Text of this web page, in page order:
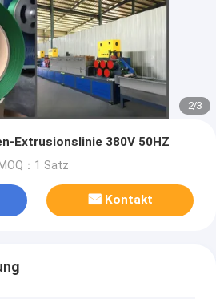
2/3
Extrusionslinie 380V 50HZ
MOQ：1 Satz
Kontakt